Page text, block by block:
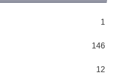
1
146
12